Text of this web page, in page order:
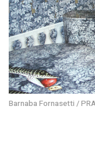
Barnaba Fornasetti /